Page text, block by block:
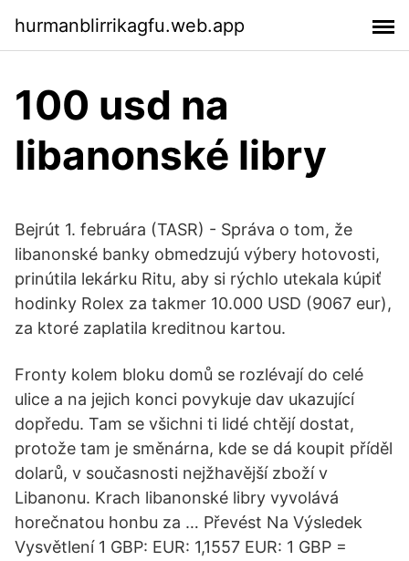
hurmanblirrikagfu.web.app
100 usd na
libanonské libry
Bejrút 1. februára (TASR) - Správa o tom, že
libanonské banky obmedzujú výbery hotovosti,
prinútila lekárku Ritu, aby si rýchlo utekala kúpiť
hodinky Rolex za takmer 10.000 USD (9067 eur),
za ktoré zaplatila kreditnou kartou.
Fronty kolem bloku domů se rozlévají do celé
ulice a na jejich konci povykuje dav ukazující
dopředu. Tam se všichni ti lidé chtějí dostat,
protože tam je směnárna, kde se dá koupit příděl
dolarů, v současnosti nejžhavější zboží v
Libanonu. Krach libanonské libry vyvolává
horečnatou honbu za … Převést Na Výsledek
Vysvětlení 1 GBP: EUR: 1,1557 EUR: 1 GBP =